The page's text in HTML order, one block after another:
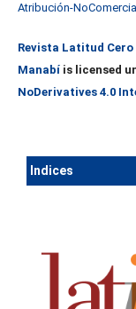
Atribución-
Revista Latitud Cero
Manabí is licensed
NoDerivatives 4.0
Ind ices